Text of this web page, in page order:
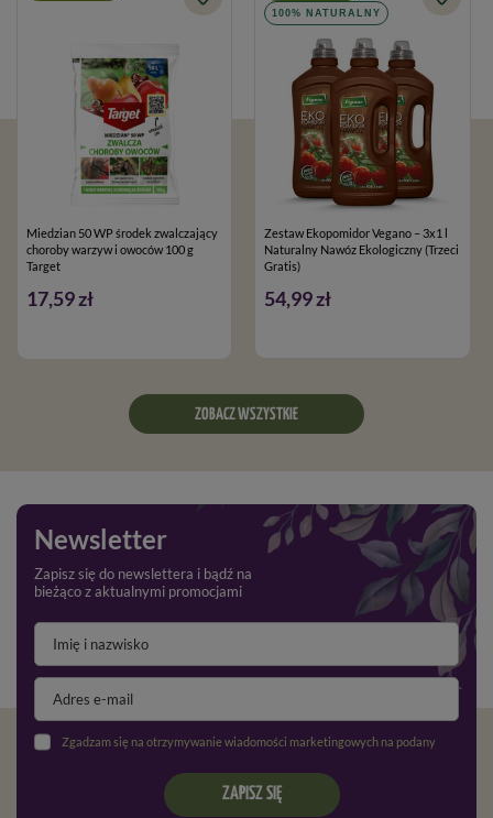
Miedzian 50 WP środek zwalczający
choroby warzyw i owoców 100 g
Target
17,59 zł
100% NATURALNY
Zestaw Ekopomidor Vegano – 3x1 l
Naturalny Nawóz Ekologiczny (Trzeci
Gratis)
54,99 zł
ZOBACZ WSZYSTKIE
Newsletter
Zapisz się do newslettera i bądź na
bieżąco z aktualnymi promocjami
Zgadzam się na otrzymywanie wiadomości marketingowych na podany adres e-mail oraz przetwarzanie danych osobowych zgodnie z
ZAPISZ SIĘ